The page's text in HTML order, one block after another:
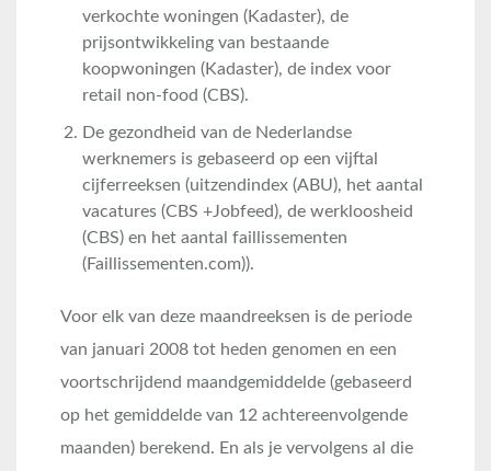
verkochte woningen (Kadaster), de
prijsontwikkeling van bestaande
koopwoningen (Kadaster), de index voor
retail non-food (CBS).
De gezondheid van de Nederlandse
werknemers is gebaseerd op een vijftal
cijferreeksen (uitzendindex (ABU), het aantal
vacatures (CBS +Jobfeed), de werkloosheid
(CBS) en het aantal faillissementen
(Faillissementen.com)).
Voor elk van deze maandreeksen is de periode
van januari 2008 tot heden genomen en een
voortschrijdend maandgemiddelde (gebaseerd
op het gemiddelde van 12 achtereenvolgende
maanden) berekend. En als je vervolgens al die